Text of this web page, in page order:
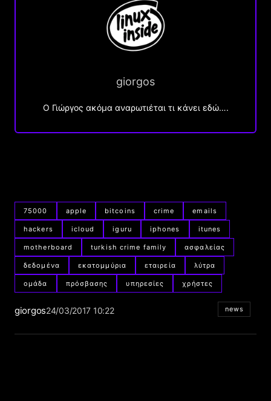
giorgos
Ο Γιώργος ακόμα αναρωτιέται τι κάνει εδώ….
75000 apple bitcoins crime emails
hackers icloud iguru iphones itunes
motherboard turkish crime family ασφαλείας
δεδομένα εκατομμύρια εταιρεία λύτρα
ομάδα πρόσβασης υπηρεσίες χρήστες
giorgos24/03/2017 10:22 news